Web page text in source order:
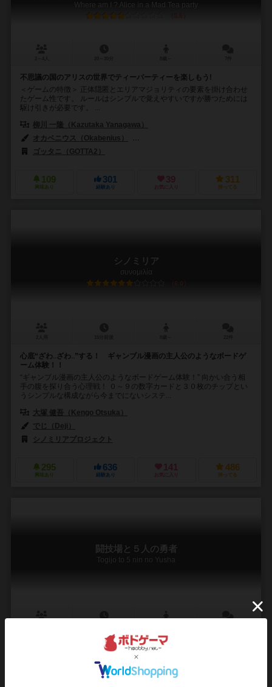
Where am I ? Alice in a Mad Tea party
不思議の国のアリスの世界でティーパーティーを楽しもう!
＜ゲームの特徴＞ 正体隠匿とエリアマジョリティの要素を掛け合わせ
たゲーム性です。 ルールはシンプルで覚えやすいですが勝つためには
駆け引きが必要です。 ...
柳川 一隆（Kazutaka Yanagawa）
オカベニウス（Okabenius）
ゴッタニ（GOTTA2）
109
興味あり
301
経験あり
39
お気に入り
311
持ってる
シノミリア
συνομιλία
6.0
心底“ざわ‥ざわ‥”する！ ギャンブル漫画の主人公のようなボードゲ
ーム体験！！
“ギャンブル漫画の主人公のようなボードゲーム体験！” 向かい合う相
手の腹を探り合う心理戦！ ０～９の数字カードと３０枚のチップとい
うシンプルな構成ながら今までにないシステ...
大塚 健吾（Kengo Otsuka）
でじ（Deji）
シノミリアプロジェクト
295
興味あり
636
経験あり
141
お気に入り
486
持ってる
闘技場と５人の勇者
Togijo to 5 nin no Yusha
3〜5人で遊べる正体隠匿バトルロイヤルカードゲーム。 勇者、戦士、
弓使い、魔法使いのクラスから２枚が裏面で配られ、数比べします。
最後の1人まで戦い続け、生き残り、勝利するのは誰だ！？
3〜5人で遊べる正体隠匿バトルロイヤルカードゲーム。 勇者、戦士、